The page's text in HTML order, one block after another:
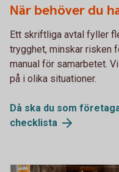
När behöver du
Ett skriftliga avtal fyller
trygghet, minskar risken
manual för samarbetet.
på i olika situationer.
Då ska du som
checklista